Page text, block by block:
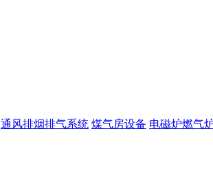
通风排烟排气系统 煤气房设备 电磁炉燃气